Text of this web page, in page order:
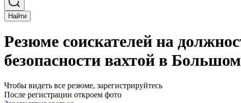
Найти
Резюме соискателей на
безопасности вахтой в
Чтобы видеть все резюме, зарегистрируйтесь
После регистрации откроем фото